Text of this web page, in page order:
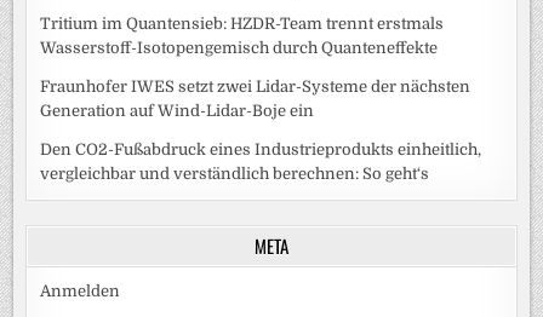
Tritium im Quantensieb: HZDR-Team trennt erstmals
Wasserstoff-Isotopengemisch durch Quanteneffekte
Fraunhofer IWES setzt zwei Lidar-Systeme der nächsten
Generation auf Wind-Lidar-Boje ein
Den CO2-Fußabdruck eines Industrieprodukts einheitlich,
vergleichbar und verständlich berechnen: So geht‘s
META
Anmelden